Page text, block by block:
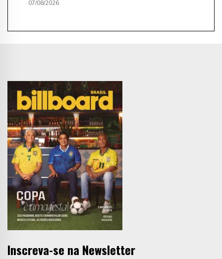
07/08/2026
Inscreva-se na Newsletter